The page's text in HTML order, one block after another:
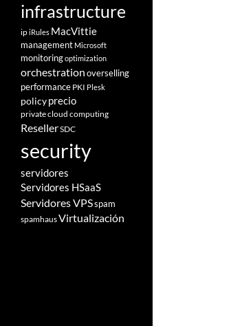
infrastructure
ipiRules MacVittie
management Microsoft
monitoringoptimization
orchestrationoverselling
performance PKI Plesk
policyprecio
private cloud computing
ResellerSDC
security
servidores
Servidores HSaaS
Servidores VPSspam
spamhausVirtualización